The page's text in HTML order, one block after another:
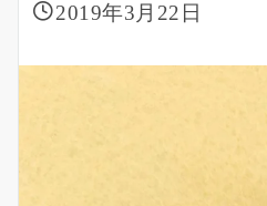
2019年3月22日